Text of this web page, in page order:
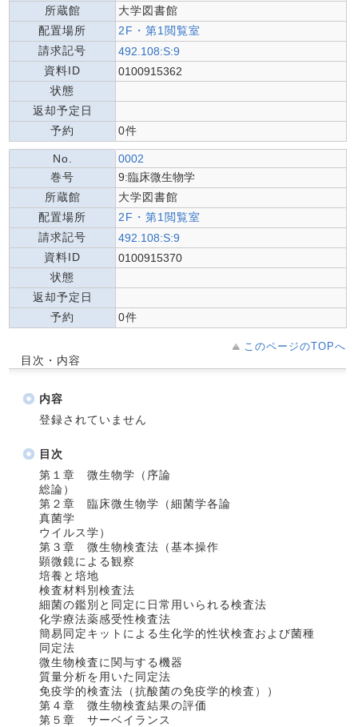
所蔵館
大学図書館
配置場所
2F・第1閲覧室
請求記号
492.108:S:9
資料ID
0100915362
状態
返却予定日
予約
0件
No.
0002
巻号
9:臨床微生物学
所蔵館
大学図書館
配置場所
2F・第1閲覧室
請求記号
492.108:S:9
資料ID
0100915370
状態
返却予定日
予約
0件
このページのTOPへ
目次・内容
内容
登録されていません
目次
第１章 微生物学（序論
総論）
第２章 臨床微生物学（細菌学各論
真菌学
ウイルス学）
第３章 微生物検査法（基本操作
顕微鏡による観察
培養と培地
検査材料別検査法
細菌の鑑別と同定に日常用いられる検査法
化学療法薬感受性検査法
簡易同定キットによる生化学的性状検査および菌種
同定法
微生物検査に関与する機器
質量分析を用いた同定法
免疫学的検査法（抗酸菌の免疫学的検査））
第４章 微生物検査結果の評価
第５章 サーベイランス